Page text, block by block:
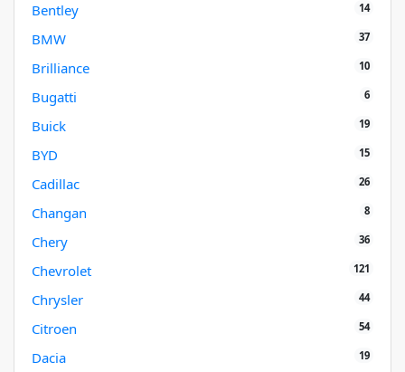
Bentley 14
BMW 37
Brilliance 10
Bugatti 6
Buick 19
BYD 15
Cadillac 26
Changan 8
Chery 36
Chevrolet 121
Chrysler 44
Citroen 54
Dacia 19